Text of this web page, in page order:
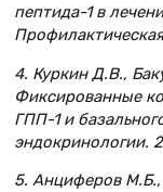
пептида-1 в
4. Куркин Д.В.,
Фиксированные
ГПП-1 и
эндокринологии.
5. Анциферов